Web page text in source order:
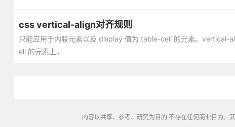
css vertical-align对齐规则
只能应用于内联元素以及 display 值为 table-cell 的元素。
ell 的元素上。
内容以共享、参考、研究为目的,不存在任何商业目的。